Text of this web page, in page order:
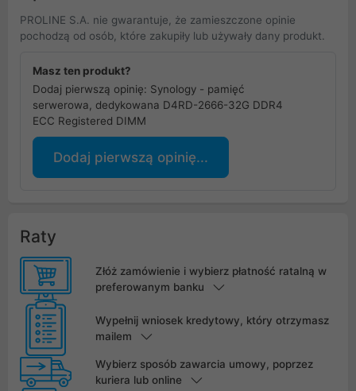
PROLINE S.A. nie gwarantuje, że zamieszczone opinie
pochodzą od osób, które zakupiły lub używały dany produkt.
Masz ten produkt?
Dodaj pierwszą opinię: Synology - pamięć
serwerowa, dedykowana D4RD-2666-32G DDR4
ECC Registered DIMM
Dodaj pierwszą opinię...
Raty
Złóż zamówienie i wybierz płatność ratalną w
preferowanym banku
Wypełnij wniosek kredytowy, który otrzymasz
mailem
Wybierz sposób zawarcia umowy, poprzez
kuriera lub online